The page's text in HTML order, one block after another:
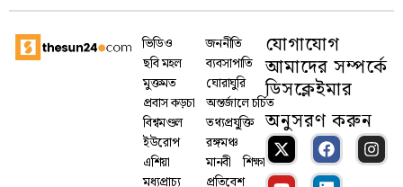
ভিডিও
ছবি মহল
মুক্তমত
প্রবাস কড়চা
বিশ্বমণ্ডল
ইউরোপ
এশিয়া
মধ্যপ্রাচ্য
জননীতি
ব্যবসাপাতি
ঘোরাঘুরি
অন্তর্জালে চর্চিত
তথ্যপ্রযু্ক্তি
রঙ্গমঞ্চ
মানবী
শিক্ষা
প্রতিবেশ
যোগাযোগ
আমাদের সম্পর্কে
ডিসক্লেইমার
অনুসরণ করুন